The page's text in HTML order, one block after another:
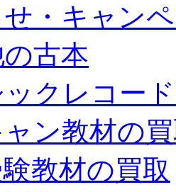
・キャン
古本
クレコー
ン教材の
教材の買取